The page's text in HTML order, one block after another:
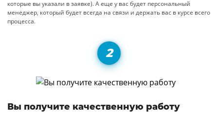
которые вы указали в заявке). А еще у вас будет персональный
менеджер, который будет всегда на связи и держать вас в курсе всего
процесса.
Вы получите качественную работу